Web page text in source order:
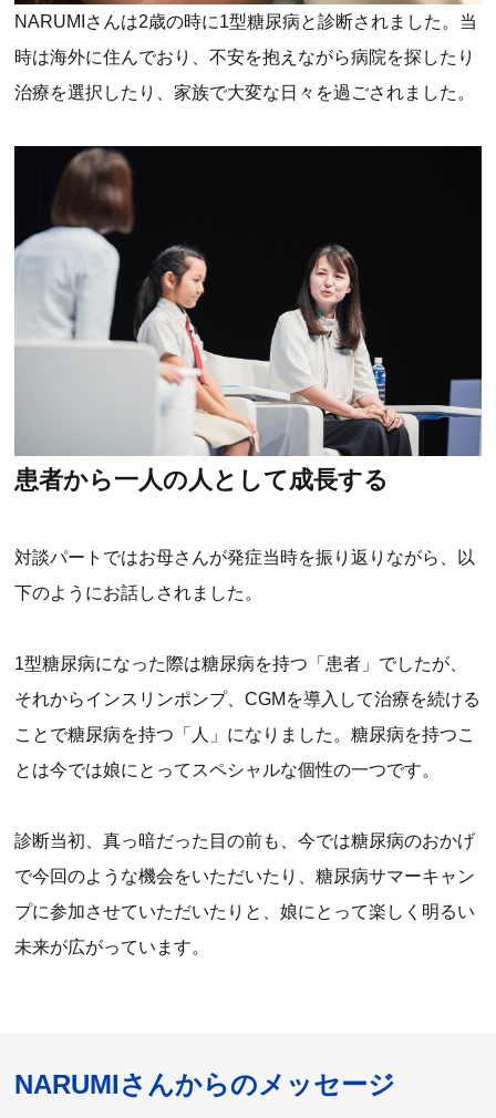
NARUMIさんは2歳の時に1型糖尿病と診断されました。当
時は海外に住んでおり、不安を抱えながら病院を探したり
治療を選択したり、家族で大変な日々を過ごされました。
患者から一人の人として成長する
対談パートではお母さんが発症当時を振り返りながら、以
下のようにお話しされました。
1型糖尿病になった際は糖尿病を持つ「患者」でしたが、
それからインスリンポンプ、CGMを導入して治療を続ける
ことで糖尿病を持つ「人」になりました。糖尿病を持つこ
とは今では娘にとってスペシャルな個性の一つです。
診断当初、真っ暗だった目の前も、今では糖尿病のおかげ
で今回のような機会をいただいたり、糖尿病サマーキャン
プに参加させていただいたりと、娘にとって楽しく明るい
未来が広がっています。
NARUMIさんからのメッセージ